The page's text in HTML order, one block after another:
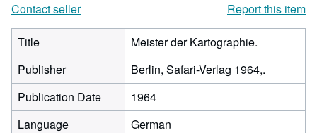
Contact seller
Report this item
Title
Meister der Kartographie.
Publisher
Berlin, Safari-Verlag 1964,.
Publication Date
1964
Language
German